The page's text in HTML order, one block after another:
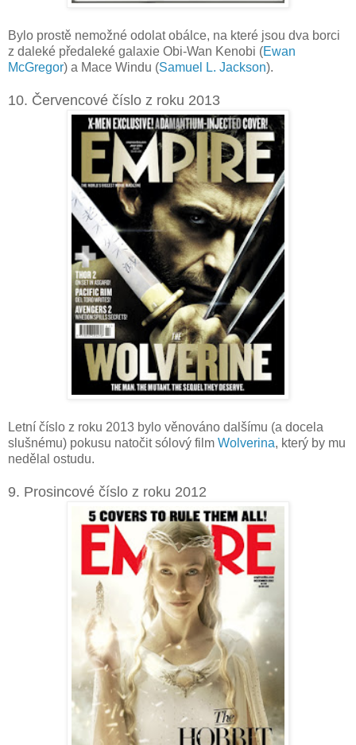
Bylo prostě nemožné odolat obálce, na které jsou dva borci
z daleké předaleké galaxie Obi-Wan Kenobi (Ewan
McGregor) a Mace Windu (Samuel L. Jackson).
10. Červencové číslo z roku 2013
Letní číslo z roku 2013 bylo věnováno dalšímu (a docela
slušnému) pokusu natočit sólový film Wolverina, který by mu
nedělal ostudu.
9. Prosincové číslo z roku 2012